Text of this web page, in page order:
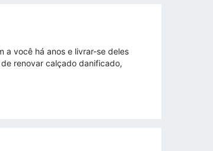
a você há anos e livrar-se deles
renovar calçado danificado,